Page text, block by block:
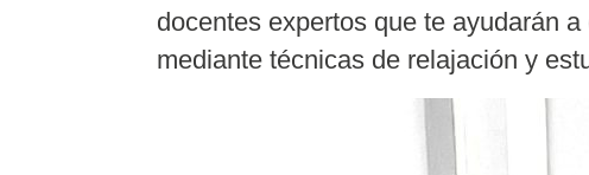
docentes expertos que te ayudarán
mediante técnicas de relajación y